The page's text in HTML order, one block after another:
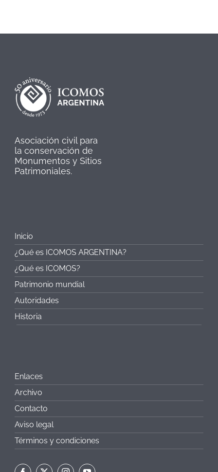
Asociación civil para
la conservación de
Monumentos y Sitios
Patrimoniales.
Inicio
¿Qué es ICOMOS ARGENTINA?
¿Qué es ICOMOS?
Patrimonio mundial
Autoridades
Historia
Enlaces
Archivo
Contacto
Aviso legal
Términos y condiciones